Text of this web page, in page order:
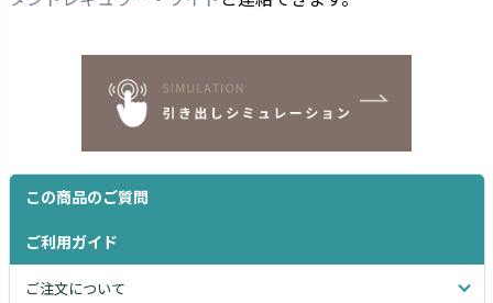
この商品のご質問
ご利用ガイド
ご注文について